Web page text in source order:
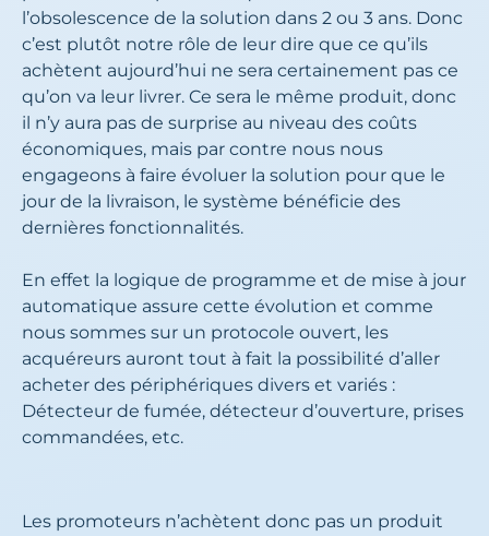
l’obsolescence de la solution dans 2 ou 3 ans. Donc
c’est plutôt notre rôle de leur dire que ce qu’ils
achètent aujourd’hui ne sera certainement pas ce
qu’on va leur livrer. Ce sera le même produit, donc
il n’y aura pas de surprise au niveau des coûts
économiques, mais par contre nous nous
engageons à faire évoluer la solution pour que le
jour de la livraison, le système bénéficie des
dernières fonctionnalités.
En effet la logique de programme et de mise à jour
automatique assure cette évolution et comme
nous sommes sur un protocole ouvert, les
acquéreurs auront tout à fait la possibilité d’aller
acheter des périphériques divers et variés :
Détecteur de fumée, détecteur d’ouverture, prises
commandées, etc.
Les promoteurs n’achètent donc pas un produit